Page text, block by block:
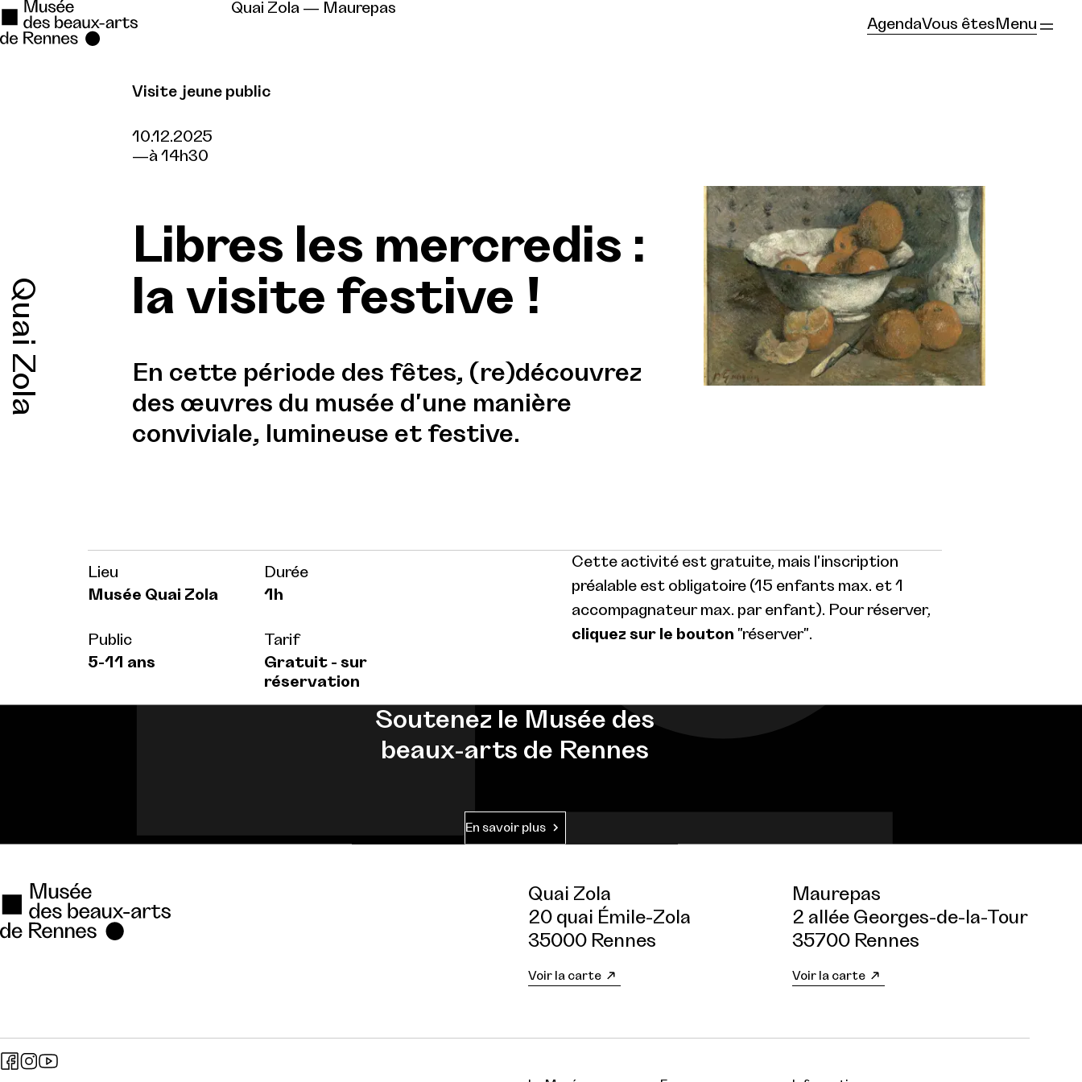
Quai Zola — Maurepas
AgendaVous êtes Menu
Quai Zola
Visite jeune public
10.12.2025
à 14h30
Libres les mercredis :
la visite festive !
En cette période des fêtes, (re)découvrez
des œuvres du musée d'une manière
conviviale, lumineuse et festive.
Lieu
Musée Quai Zola
Durée
1h
Public
5-11 ans
Tarif
Gratuit - sur
réservation
Cette activité est gratuite, mais l'inscription
préalable est obligatoire (15 enfants max. et 1
accompagnateur max. par enfant). Pour réserver,
cliquez sur le bouton "réserver".
Soutenez le Musée des
beaux-arts de Rennes
En savoir plus
Quai Zola
20 quai Émile-Zola
35000 Rennes
Voir la carte
Maurepas
2 allée Georges-de-la-Tour
35700 Rennes
Voir la carte